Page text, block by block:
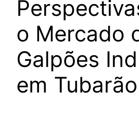
o Mercado
Galpões
em Tubarão